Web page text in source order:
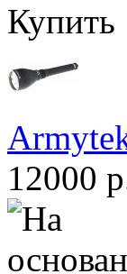
Купить
12000